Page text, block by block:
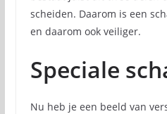
scheiden. Daarom is een
en daarom ook veiliger.
Speciale
Nu heb je een beeld van